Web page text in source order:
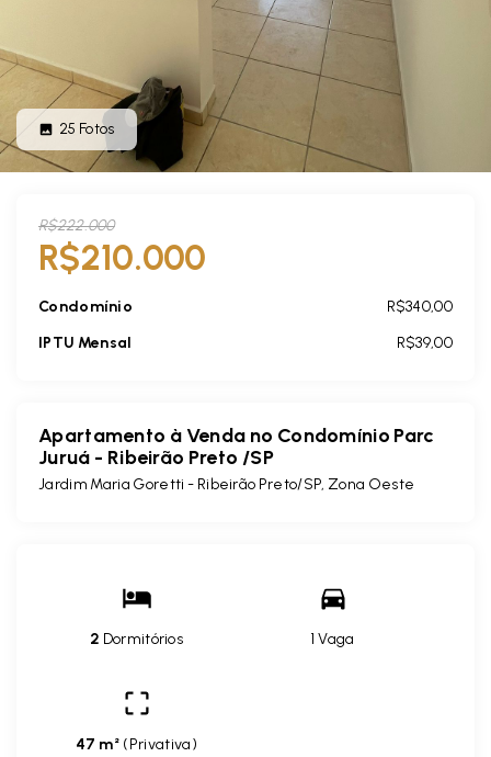
25 Fotos
R$222.000
R$210.000
Condomínio
R$340,00
IPTU Mensal
R$39,00
Apartamento à Venda no Condomínio Parc
Juruá - Ribeirão Preto /SP
Jardim Maria Goretti - Ribeirão Preto/SP, Zona Oeste
2 Dormitórios 1 Vaga
47 m² (Privativa)